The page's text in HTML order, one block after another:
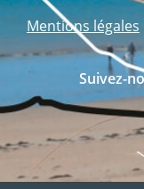
Mentions légales
Suivez-